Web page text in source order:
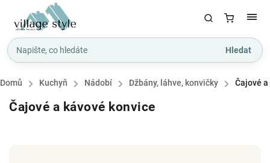
Hledat
Domů / Kuchyň / Nádobí / Džbány, láhve, konvičky / Čajové
Čajové a kávové konvice